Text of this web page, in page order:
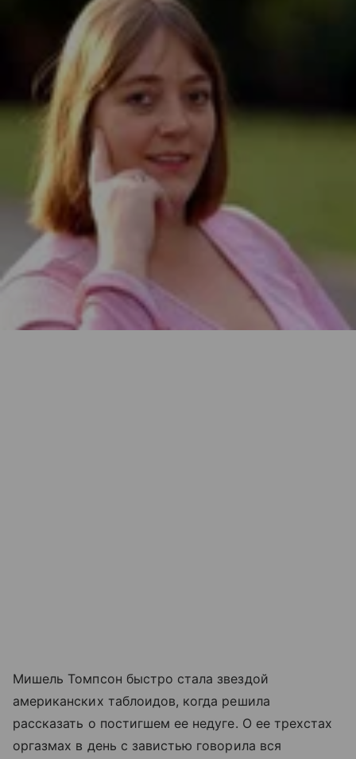
Мишель Томпсон быстро стала звездой
американских таблоидов, когда решила
рассказать о постигшем ее недуге. О ее трехстах
оргазмах в день с завистью говорила вся